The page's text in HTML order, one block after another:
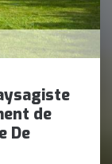
de
De